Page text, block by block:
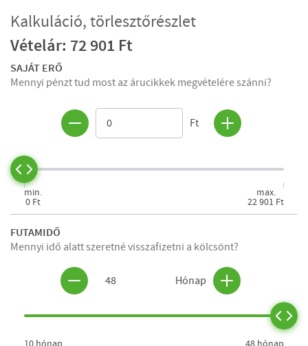
Kalkuláció, törlesztőrészlet
Vételár: 72 901 Ft
SAJÁT ERŐ
Mennyi pénzt tud most az árucikkek megvételére szánni?
Ft
min.
0 Ft
max.
22 901 Ft
FUTAMIDŐ
Mennyi idő alatt szeretné visszafizetni a kölcsönt?
48 Hónap